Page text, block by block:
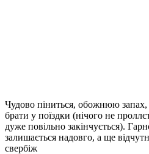
Чудово піниться, обожнюю
брати у поїздки (нічого не
дуже повільно закінчується).
залишається надовго, а ще
свербіж